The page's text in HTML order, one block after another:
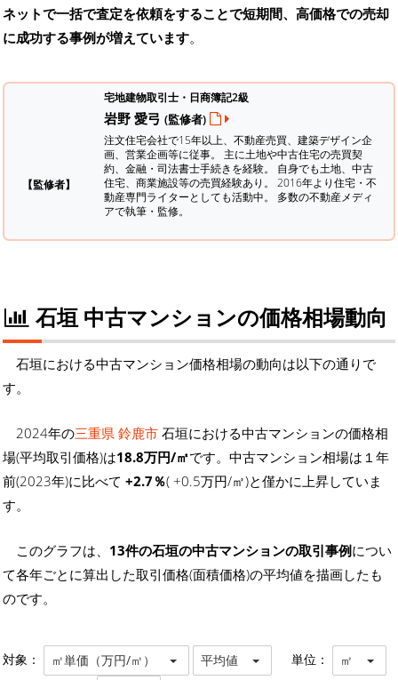
ネットで一括で査定を依頼をすることで短期間、高価格での売却
に成功する事例が増えています。
【監修者】
宅地建物取引士・日商簿記2級
岩野 愛弓 (監修者)
注文住宅会社で15年以上、不動産売買、建築デザイン企
画、営業企画等に従事。 主に土地や中古住宅の売買契
約、金融・司法書士手続きを経験。 自身でも土地、中古
住宅、商業施設等の売買経験あり。 2016年より住宅・不
動産専門ライターとしても活動中。 多数の不動産メディ
アで執筆・監修。
石垣 中古マンションの価格相場動向
石垣における中古マンション価格相場の動向は以下の通りで
す。
2024年の三重県 鈴鹿市 石垣における中古マンションの価格相
場(平均取引価格)は18.8万円/㎡です。中古マンション相場は１年
前(2023年)に比べて +2.7％( +0.5万円/㎡)と僅かに上昇していま
す。
このグラフは、 13件の石垣の中古マンションの取引事例につい
て各年ごとに算出した取引価格(面積価格)の平均値を描画したも
のです。
対象： ㎡単価（万円/㎡） 平均値 単位： ㎡